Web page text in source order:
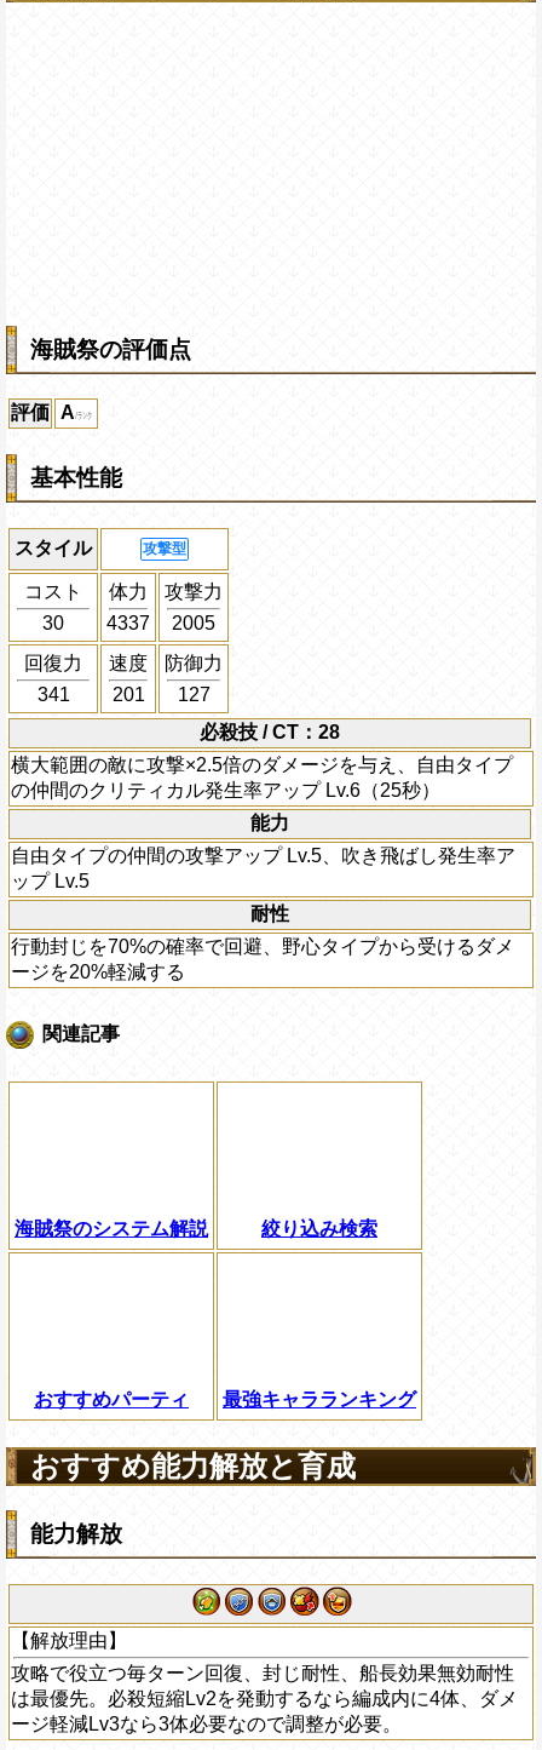
海賊祭の評価点
評価 A
基本性能
スタイル 攻撃型
コスト
30
体力
4337
攻撃力
2005
回復力
341
速度
201
防御力
127
必殺技 / CT：28
横大範囲の敵に攻撃×2.5倍のダメージを与え、自由タイプ
の仲間のクリティカル発生率アップ Lv.6（25秒）
能力
自由タイプの仲間の攻撃アップ Lv.5、吹き飛ばし発生率ア
ップ Lv.5
耐性
行動封じを70%の確率で回避、野心タイプから受けるダメ
ージを20%軽減する
関連記事
海賊祭のシステム解説 絞り込み検索
おすすめパーティ 最強キャラランキング
おすすめ能力解放と育成
能力解放
【解放理由】
攻略で役立つ毎ターン回復、封じ耐性、船長効果無効耐性
は最優先。必殺短縮Lv2を発動するなら編成内に4体、ダメ
ージ軽減Lv3なら3体必要なので調整が必要。